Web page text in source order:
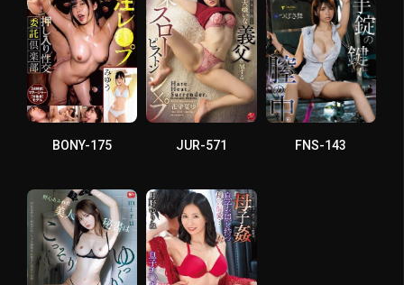
BONY-175 JUR-571 FNS-143